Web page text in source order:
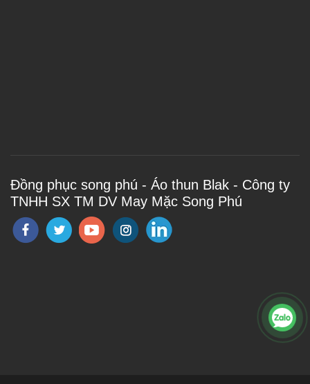
Đồng phục song phú - Áo thun Blak - Công ty
TNHH SX TM DV May Mặc Song Phú